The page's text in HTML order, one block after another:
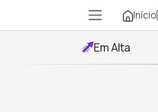
Início
Em Alta